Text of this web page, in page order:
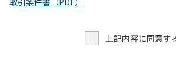
上記内容に同意す